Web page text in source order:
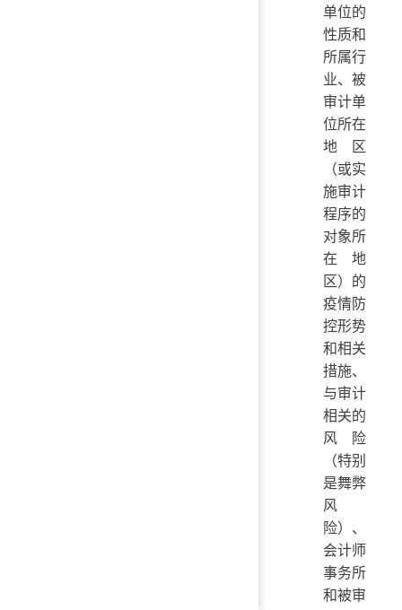
单位的
性质和
所属行
业、被
审计单
位所在
地区
（或实
施审计
程序的
对象所
在地
区）的
疫情防
控形势
和相关
措施、
与审计
相关的
风险
（特别
是舞弊
风
险）、
会计师
事务所
和被审